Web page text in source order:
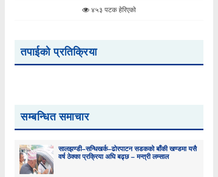
४५३ पटक हेरिएको
तपाईको प्रतिक्रिया
सम्बन्धित समाचार
सालझण्डी–सन्धिखर्क–ढोरपाटन सडकको बाँकी खण्डमा यसै
वर्ष ठेक्का प्रक्रिया अघि बढ्छ – मन्त्री लम्साल